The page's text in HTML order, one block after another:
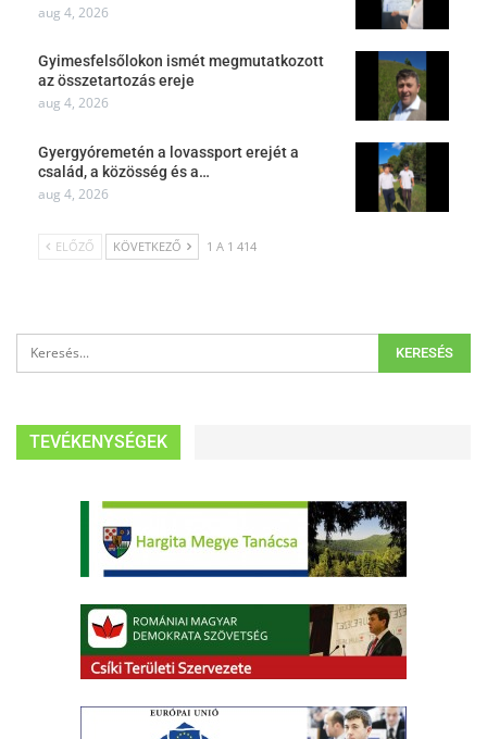
aug 4, 2026
Gyimesfelsőlokon ismét megmutatkozott
az összetartozás ereje
aug 4, 2026
Gyergyóremetén a lovassport erejét a
család, a közösség és a…
aug 4, 2026
ELŐZŐ KÖVETKEZŐ 1 A 1 414
TEVÉKENYSÉGEK